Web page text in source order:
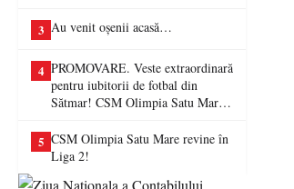
3 Au venit oșenii acasă…
4 PROMOVARE. Veste extraordinară
pentru iubitorii de fotbal din
Sătmar! CSM Olimpia Satu Mare
5 CSM Olimpia Satu Mare revine în
Liga 2!